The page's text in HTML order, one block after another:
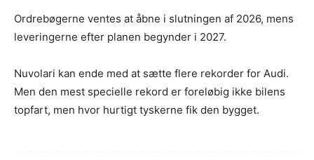
Ordrebøgerne ventes at åbne i slutningen af 2026, mens
leveringerne efter planen begynder i 2027.
Nuvolari kan ende med at sætte flere rekorder for Audi.
Men den mest specielle rekord er foreløbig ikke bilens
topfart, men hvor hurtigt tyskerne fik den bygget.